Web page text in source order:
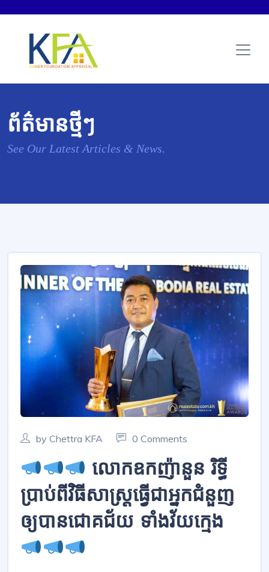
ព័ត៌មានថ្មីៗ
See Our Latest Articles & News.
by Chettra KFA 0 Comments
លោកឧកញ៉ានួន រិទ្ធី
ប្រាប់ពីវិធីសាស្ត្រធ្វើជាអ្នកជំនួញ
ឲ្យបានជោគជ័យ ទាំងវ័យក្មេង